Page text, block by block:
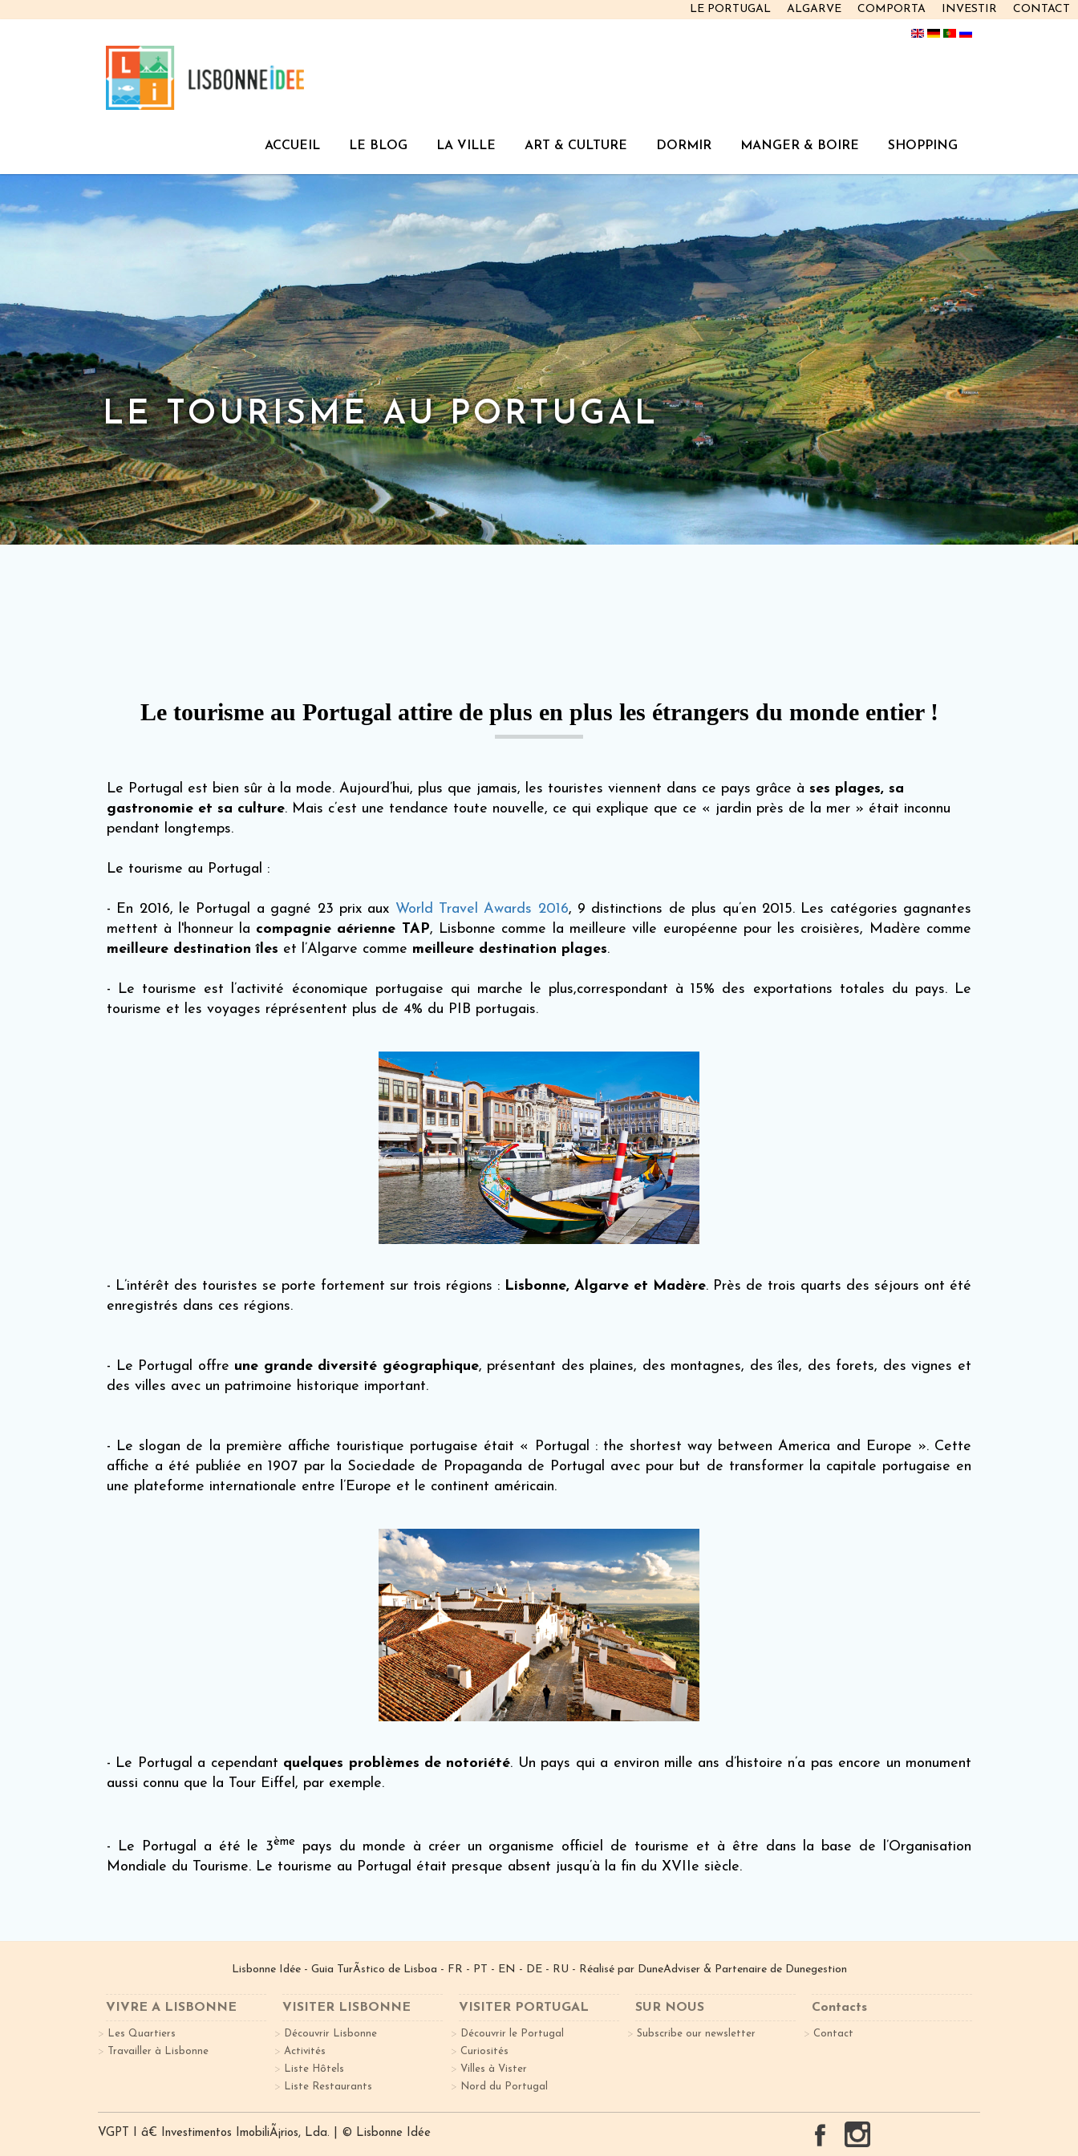
CONTACT
INVESTIR
COMPORTA
ALGARVE
LE PORTUGAL
ACCUEIL LE BLOG LA VILLE ART & CULTURE DORMIR MANGER & BOIRE SHOPPING
LE TOURISME AU PORTUGAL
Le tourisme au Portugal attire de plus en plus les étrangers du monde entier !
Le Portugal est bien sûr à la mode. Aujourd’hui, plus que jamais, les touristes viennent dans ce pays grâce à ses plages, sa
gastronomie et sa culture. Mais c’est une tendance toute nouvelle, ce qui explique que ce « jardin près de la mer » était inconnu
pendant longtemps.
Le tourisme au Portugal :
- En 2016, le Portugal a gagné 23 prix aux World Travel Awards 2016, 9 distinctions de plus qu’en 2015. Les catégories gagnantes
mettent à l'honneur la compagnie aérienne TAP, Lisbonne comme la meilleure ville européenne pour les croisières, Madère comme
meilleure destination îles et l’Algarve comme meilleure destination plages.
- Le tourisme est l’activité économique portugaise qui marche le plus,correspondant à 15% des exportations totales du pays. Le
tourisme et les voyages réprésentent plus de 4% du PIB portugais.
- L’intérêt des touristes se porte fortement sur trois régions : Lisbonne, Algarve et Madère. Près de trois quarts des séjours ont été
enregistrés dans ces régions.
- Le Portugal offre une grande diversité géographique, présentant des plaines, des montagnes, des îles, des forets, des vignes et
des villes avec un patrimoine historique important.
- Le slogan de la première affiche touristique portugaise était « Portugal : the shortest way between America and Europe ». Cette
affiche a été publiée en 1907 par la Sociedade de Propaganda de Portugal avec pour but de transformer la capitale portugaise en
une plateforme internationale entre l’Europe et le continent américain.
- Le Portugal a cependant quelques problèmes de notoriété. Un pays qui a environ mille ans d’histoire n’a pas encore un monument
aussi connu que la Tour Eiffel, par exemple.
- Le Portugal a été le 3ème
pays du monde à créer un organisme officiel de tourisme et à être dans la base de l’Organisation
Mondiale du Tourisme. Le tourisme au Portugal était presque absent jusqu’à la fin du XVIIe siècle.
Lisbonne Idée - Guia TurÃ­stico de Lisboa - FR - PT - EN - DE- RU - Réalisé par DuneAdviser & Partenaire de Dunegestion
VIVRE A LISBONNE
Les Quartiers
Travailler à Lisbonne
VISITER LISBONNE
Découvrir Lisbonne
Activités
Liste Hôtels
Liste Restaurants
VISITER PORTUGAL
Découvrir le Portugal
Curiosités
Villes à Vister
Nord du Portugal
SUR NOUS
Subscribe our newsletter
Contacts
Contact
VGPT I â€ Investimentos ImobiliÃ¡rios, Lda. | © Lisbonne Idée